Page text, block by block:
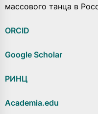
массового танца в
ORCID
Google Scholar
РИНЦ
Academia.edu